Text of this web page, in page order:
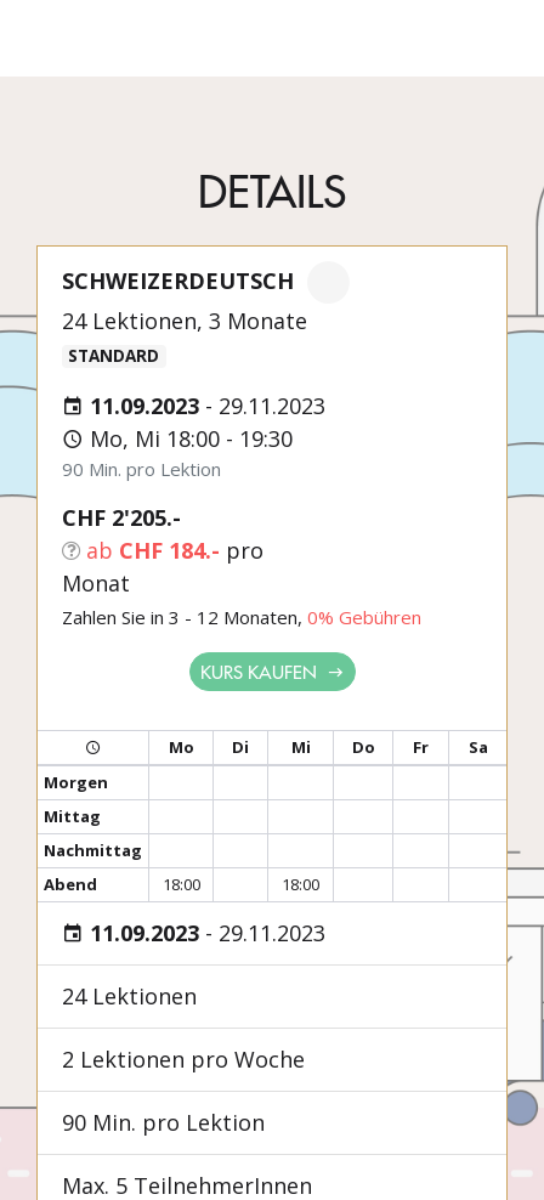
DETAILS
SCHWEIZERDEUTSCH
24 Lektionen, 3 Monate
STANDARD
11.09.2023 - 29.11.2023
Mo, Mi 18:00 - 19:30
90 Min. pro Lektion
CHF 2'205.-
ab CHF 184.- pro
Monat
Zahlen Sie in 3 - 12 Monaten, 0% Gebühren
KURS KAUFEN
Mo Di Mi Do Fr
Sa
Morgen
Mittag
Nachmittag
Abend
18:00 18:00
11.09.2023 - 29.11.2023
24 Lektionen
2 Lektionen pro Woche
90 Min. pro Lektion
Max. 5 TeilnehmerInnen